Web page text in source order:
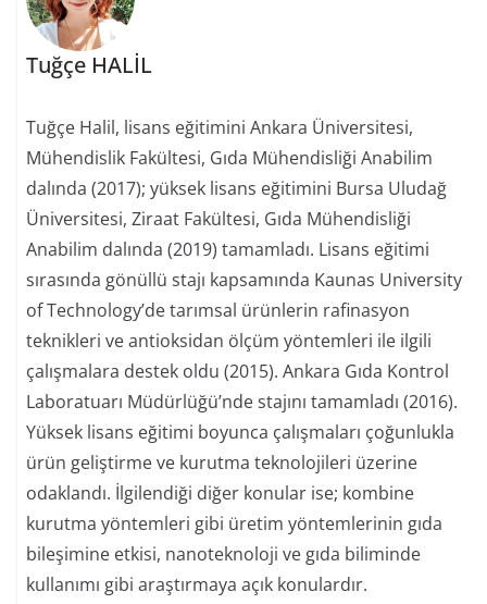
Tuğçe HALİL
Tuğçe Halil, lisans eğitimini Ankara Üniversitesi,
Mühendislik Fakültesi, Gıda Mühendisliği Anabilim
dalında (2017); yüksek lisans eğitimini Bursa Uludağ
Üniversitesi, Ziraat Fakültesi, Gıda Mühendisliği
Anabilim dalında (2019) tamamladı. Lisans eğitimi
sırasında gönüllü stajı kapsamında Kaunas University
of Technology’de tarımsal ürünlerin rafinasyon
teknikleri ve antioksidan ölçüm yöntemleri ile ilgili
çalışmalara destek oldu (2015). Ankara Gıda Kontrol
Laboratuarı Müdürlüğü’nde stajını tamamladı (2016).
Yüksek lisans eğitimi boyunca çalışmaları çoğunlukla
ürün geliştirme ve kurutma teknolojileri üzerine
odaklandı. İlgilendiği diğer konular ise; kombine
kurutma yöntemleri gibi üretim yöntemlerinin gıda
bileşimine etkisi, nanoteknoloji ve gıda biliminde
kullanımı gibi araştırmaya açık konulardır.